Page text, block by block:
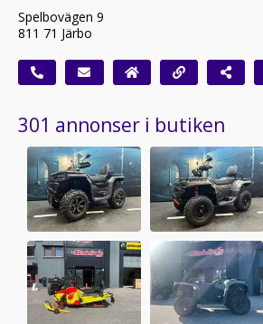
Spelbovägen 9
811 71 Järbo
301 annonser i butiken